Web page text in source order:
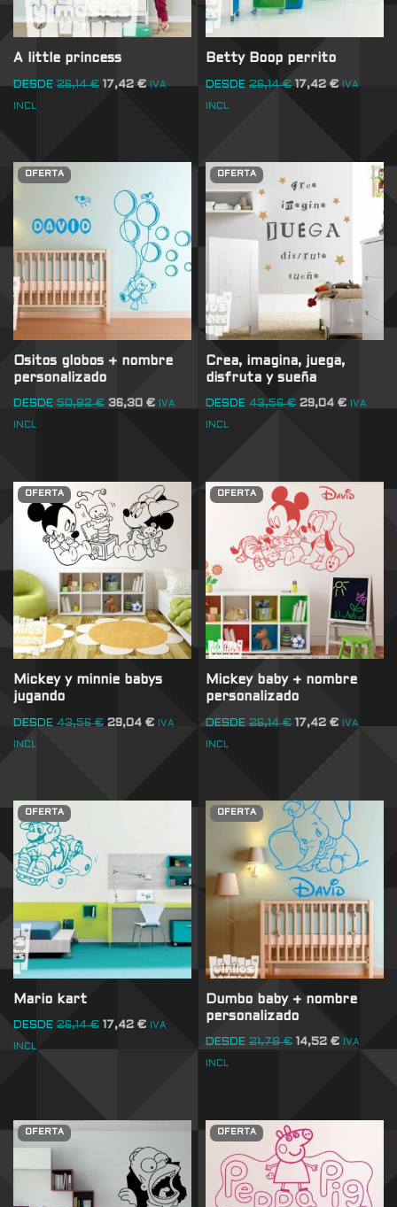
A little princess
DESDE 26,14€ 17,42€ IVA
INCL
Betty Boop perrito
DESDE 26,14€ 17,42€ IVA
INCL
OFERTA
Ositos globos + nombre
personalizado
DESDE 50,82€ 36,30 € IVA
INCL
OFERTA
Crea, imagina, juega,
disfruta y sueña
DESDE 43,56€ 29,04€ IVA
INCL
OFERTA
Mickey y minnie babys
jugando
DESDE 43,56€ 29,04 € IVA
INCL
OFERTA
Mickey baby + nombre
personalizado
DESDE 26,14€ 17,42€ IVA
INCL
OFERTA
Mario kart
DESDE 26,14€ 17,42 € IVA
INCL
OFERTA
Dumbo baby + nombre
personalizado
DESDE 21,78€ 14,52€ IVA
INCL
OFERTA OFERTA